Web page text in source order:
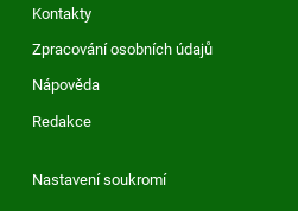
Kontakty
Zpracování osobních údajů
Nápověda
Redakce
Nastavení soukromí